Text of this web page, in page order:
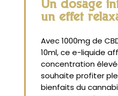
Un dosage
un effet
Avec 1000mg de
10ml, ce e-liquide
concentration
souhaite profiter
bienfaits du